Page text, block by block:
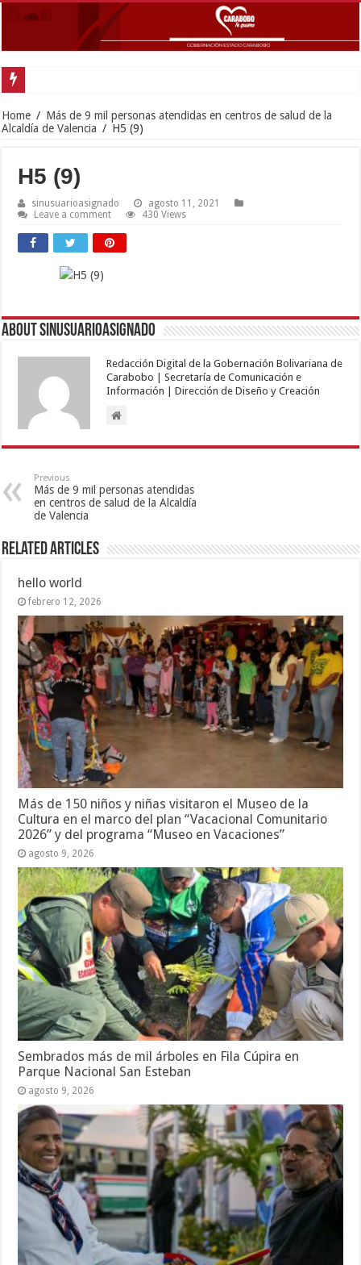
Home / Más de 9 mil personas atendidas en centros de salud de la
Alcaldía de Valencia / H5 (9)
H5 (9)
sinusuarioasignado
agosto 11, 2021
Leave a comment
430 Views
About sinusuarioasignado
Redacción Digital de la Gobernación Bolivariana de
Carabobo | Secretaría de Comunicación e
Información | Dirección de Diseño y Creación
Previous
Más de 9 mil personas atendidas
en centros de salud de la Alcaldía
de Valencia
Related Articles
hello world
febrero 12, 2026
Más de 150 niños y niñas visitaron el Museo de la
Cultura en el marco del plan “Vacacional Comunitario
2026” y del programa “Museo en Vacaciones”
agosto 9, 2026
Sembrados más de mil árboles en Fila Cúpira en
Parque Nacional San Esteban
agosto 9, 2026